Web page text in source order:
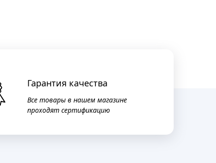
Гарантия качества
Все товары в нашем магазине
проходят сертификацию